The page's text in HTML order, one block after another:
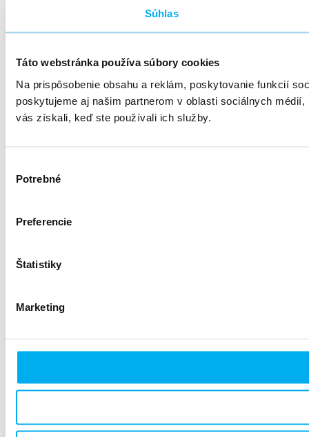
Súhlas
Táto webstránka používa súbory cookies
Na prispôsobenie obsahu a reklám, poskytovanie funkcií
poskytujeme aj našim partnerom v oblasti sociálnych
vás získali, keď ste používali ich služby.
súhlasu
Potrebné
Preferencie
Štatistiky
Marketing